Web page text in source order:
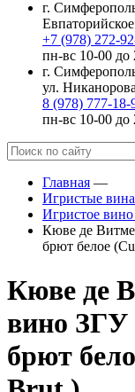
г.
+7 (978) 272-
пн-вс 10-00 до
г.
ул.
8 (978) 777-18-
пн-вс 10-00 до
Главная —
Игристые вина
Игристое
Кюве де
брют белое
Кюве де
вино ЗГУ
брют